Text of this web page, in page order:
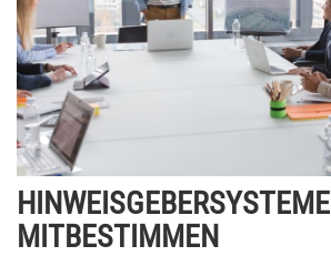
HINWEISGEBERSYSTEME
MITBESTIMMEN